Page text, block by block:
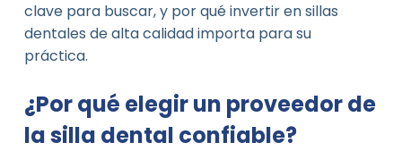
clave para buscar, y por qué invertir en sillas
dentales de alta calidad importa para su
práctica.
¿Por qué elegir un proveedor de
la silla dental confiable?